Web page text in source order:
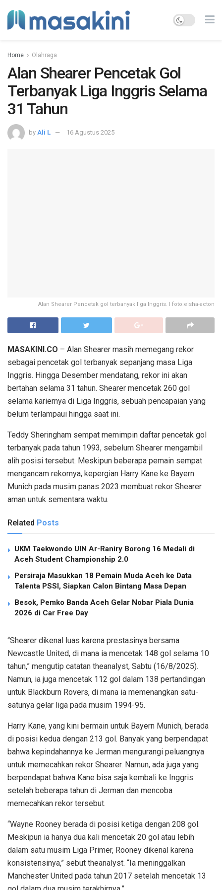
Home Olahraga
Alan Shearer Pencetak Gol
Terbanyak Liga Inggris Selama
31 Tahun
by Ali L 16 Agustus 2025
Alan Shearer Pencetak gol terbanyak liga Inggris. I foto:eisha-acton
MASAKINI.CO – Alan Shearer masih memegang rekor
sebagai pencetak gol terbanyak sepanjang masa Liga
Inggris. Hingga Desember mendatang, rekor ini akan
bertahan selama 31 tahun. Shearer mencetak 260 gol
selama kariernya di Liga Inggris, sebuah pencapaian yang
belum terlampaui hingga saat ini.
Teddy Sheringham sempat memimpin daftar pencetak gol
terbanyak pada tahun 1993, sebelum Shearer mengambil
alih posisi tersebut. Meskipun beberapa pemain sempat
mengancam rekornya, kepergian Harry Kane ke Bayern
Munich pada musim panas 2023 membuat rekor Shearer
aman untuk sementara waktu.
Related Posts
UKM Taekwondo UIN Ar-Raniry Borong 16 Medali di
Aceh Student Championship 2.0
Persiraja Masukkan 18 Pemain Muda Aceh ke Data
Talenta PSSI, Siapkan Calon Bintang Masa Depan
Besok, Pemko Banda Aceh Gelar Nobar Piala Dunia
2026 di Car Free Day
“Shearer dikenal luas karena prestasinya bersama
Newcastle United, di mana ia mencetak 148 gol selama 10
tahun,” mengutip catatan theanalyst, Sabtu (16/8/2025).
Namun, ia juga mencetak 112 gol dalam 138 pertandingan
untuk Blackburn Rovers, di mana ia memenangkan satu-
satunya gelar liga pada musim 1994-95.
Harry Kane, yang kini bermain untuk Bayern Munich, berada
di posisi kedua dengan 213 gol. Banyak yang berpendapat
bahwa kepindahannya ke Jerman mengurangi peluangnya
untuk memecahkan rekor Shearer. Namun, ada juga yang
berpendapat bahwa Kane bisa saja kembali ke Inggris
setelah beberapa tahun di Jerman dan mencoba
memecahkan rekor tersebut.
“Wayne Rooney berada di posisi ketiga dengan 208 gol.
Meskipun ia hanya dua kali mencetak 20 gol atau lebih
dalam satu musim Liga Primer, Rooney dikenal karena
konsistensinya,” sebut theanalyst. “Ia meninggalkan
Manchester United pada tahun 2017 setelah mencetak 13